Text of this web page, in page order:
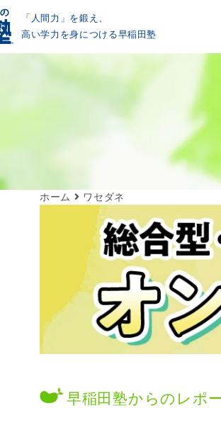
「人間力」を鍛え、
高い学力を身につける早稲田塾
ホーム ワセダネ
早稲田塾からのレポ